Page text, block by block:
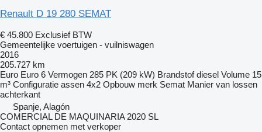
Renault D 19 280 SEMAT
€ 45.800 Exclusief BTW
Gemeentelijke voertuigen - vuilniswagen
2016
205.727 km
Euro Euro 6 Vermogen 285 PK (209 kW) Brandstof diesel Volume 15
m³ Configuratie assen 4x2 Opbouw merk Semat Manier van lossen
achterkant
Spanje, Alagón
COMERCIAL DE MAQUINARIA 2020 SL
Contact opnemen met verkoper